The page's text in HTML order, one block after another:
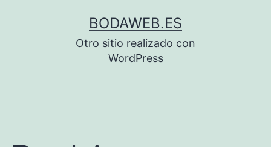
BODAWEB.ES
Otro sitio realizado con
WordPress